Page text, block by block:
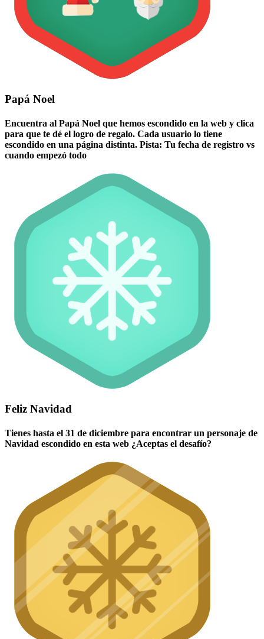
Papá Noel
Encuentra al Papá Noel que hemos escondido en la web y clica
para que te dé el logro de regalo. Cada usuario lo tiene
escondido en una página distinta. Pista: Tu fecha de registro vs
cuando empezó todo
Feliz Navidad
Tienes hasta el 31 de diciembre para encontrar un personaje de
Navidad escondido en esta web ¿Aceptas el desafío?